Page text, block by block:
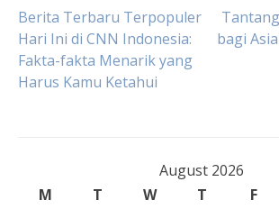
Post
navigation
Berita Terbaru Terpopuler
Hari Ini di CNN Indonesia:
Fakta-fakta Menarik yang
Harus Kamu Ketahui
bagi
August 2026
M
T W T F